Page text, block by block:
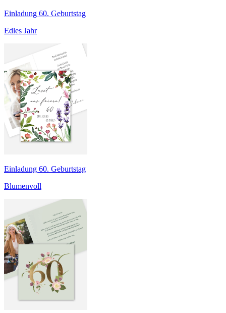
Einladung 60. Geburtstag
Edles Jahr
Einladung 60. Geburtstag
Blumenvoll